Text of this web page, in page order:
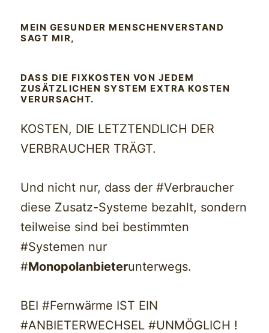
MEIN GESUNDER MENSCHENVERSTAND
SAGT MIR,
DASS DIE FIXKOSTEN VON JEDEM
ZUSÄTZLICHEN SYSTEM EXTRA KOSTEN
VERURSACHT.
KOSTEN, DIE LETZTENDLICH DER
VERBRAUCHER TRÄGT.
Und nicht nur, dass der #Verbraucher
diese Zusatz-Systeme bezahlt, sondern
teilweise sind bei bestimmten
#Systemen nur
#Monopolanbieterunterwegs.
BEI #Fernwärme IST EIN
#ANBIETERWECHSEL #UNMÖGLICH !